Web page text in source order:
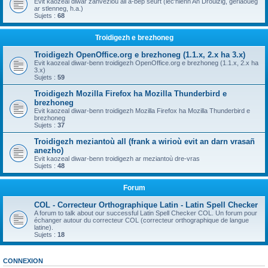
ar stlenneg, h.a.)
Sujets : 68
Troidigezh e brezhoneg
Troidigezh OpenOffice.org e brezhoneg (1.1.x, 2.x ha 3.x)
Evit kaozeal diwar-benn troidigezh OpenOffice.org e brezhoneg (1.1.x, 2.x ha
3.x)
Sujets : 59
Troidigezh Mozilla Firefox ha Mozilla Thunderbird e
brezhoneg
Evit kaozeal diwar-benn troidigezh Mozilla Firefox ha Mozilla Thunderbird e
brezhoneg
Sujets : 37
Troidigezh meziantoù all (frank a wirioù evit an darn vrasañ
anezho)
Evit kaozeal diwar-benn troidigezh ar meziantoù dre-vras
Sujets : 48
Forum
COL - Correcteur Orthographique Latin - Latin Spell Checker
A forum to talk about our successful Latin Spell Checker COL. Un forum pour
échanger autour du correcteur COL (correcteur orthographique de langue
latine).
Sujets : 18
CONNEXION